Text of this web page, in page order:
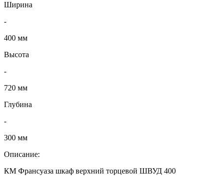
Ширина
-
400 мм
Высота
-
720 мм
Глубина
-
300 мм
Описание:
КМ Франсуаза шкаф верхний торцевой ШВУД 400